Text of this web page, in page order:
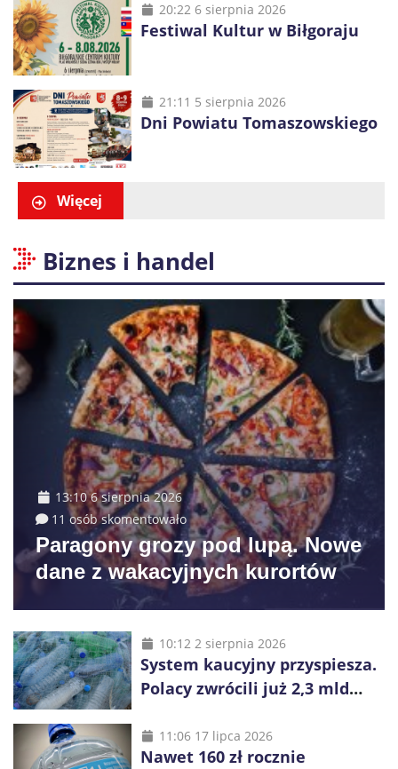
20:22 6 sierpnia 2026
Festiwal Kultur w Biłgoraju
21:11 5 sierpnia 2026
Dni Powiatu Tomaszowskiego
Więcej
Biznes i handel
13:10 6 sierpnia 2026
11 osób skomentowało
Paragony grozy pod lupą. Nowe
dane z wakacyjnych kurortów
10:12 2 sierpnia 2026
System kaucyjny przyspiesza.
Polacy zwrócili już 2,3 mld
11:06 17 lipca 2026
Nawet 160 zł rocznie